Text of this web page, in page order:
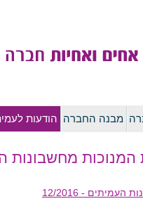
מבנה החברה הודעות
מחשבונות
- 12/2016